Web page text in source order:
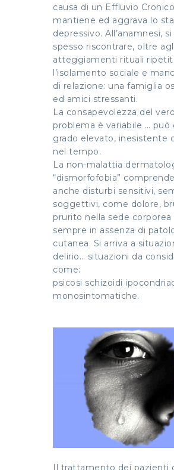
causa di un Effluvio
mantiene ed aggrava lo
depressivo. All’anamnesi,
spesso riscontrare, oltre
atteggiamenti rituali
l’isolamento sociale e
di relazione: una famiglia
ed amici stressanti.
La consapevolezza del vero
problema è variabile … può
grado elevato, inesistente
nel tempo.
La non-malattia
“dismorfofobia”
anche disturbi sensitivi,
soggettivi, come dolore,
prurito nella sede corporea
sempre in assenza di
cutanea. Si arriva a
delirio… situazioni da
come:
psicosi schizoidi
monosintomatiche.
Il trattamento dei pazienti